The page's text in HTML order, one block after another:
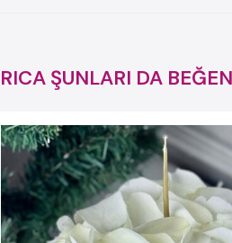
ŞUNLARI DA